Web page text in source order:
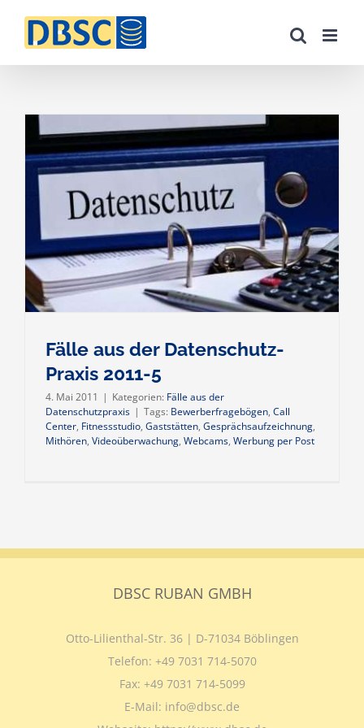
Fälle aus der Datenschutz-
Praxis 2011-5
4. Mai 2011 | Kategorien: Fälle aus der
Datenschutzpraxis | Tags: Bewerberfragebögen, Call
Center, Fitnessstudio, Gaststätten, Gesprächsaufzeichnung,
Mithören, Videoüberwachung, Webcams, Werbung per Post
DBSC RUBAN GMBH
Otto-Lilienthal-Str. 36 | D-71034 Böblingen
Telefon: +49 7031 714-5070
Fax: +49 7031 714-5099
E-Mail: info@dbsc.de